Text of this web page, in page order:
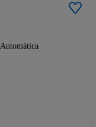
Automática